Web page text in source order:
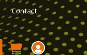
Contact